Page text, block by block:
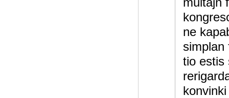
ne
simplan
tio estis